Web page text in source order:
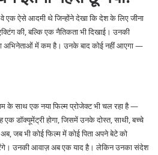
एक ऐसे आदमी थे जिन्होंने देखा कि देश के लिए जीना
की, बल्कि एक नैतिकता भी दिखाई। उनकी
अभिनेताओं में कम है। उनके बाद कोई नहीं आएगा —
के साथ एक नया फिल्म प्रोजेक्ट भी चल रहा है —
डॉक्यूमेंट्री होगा, जिसमें उनके दोस्त, साथी, बच्चे
जब भी कोई फिल्म में कोई पिता अपने बेटे को
उनकी आवाज़ अब एक याद है। लेकिन उनका संदेश